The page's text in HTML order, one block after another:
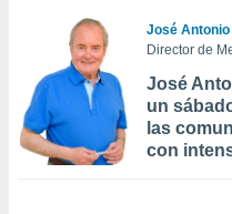
José Antonio
Director de
José
un
las
con